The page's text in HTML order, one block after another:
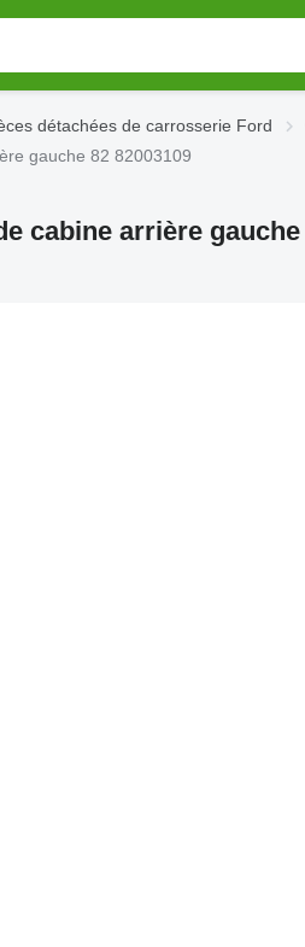
détachées de carrosserie Ford
gauche 82 82003109
cabine arrière gauche